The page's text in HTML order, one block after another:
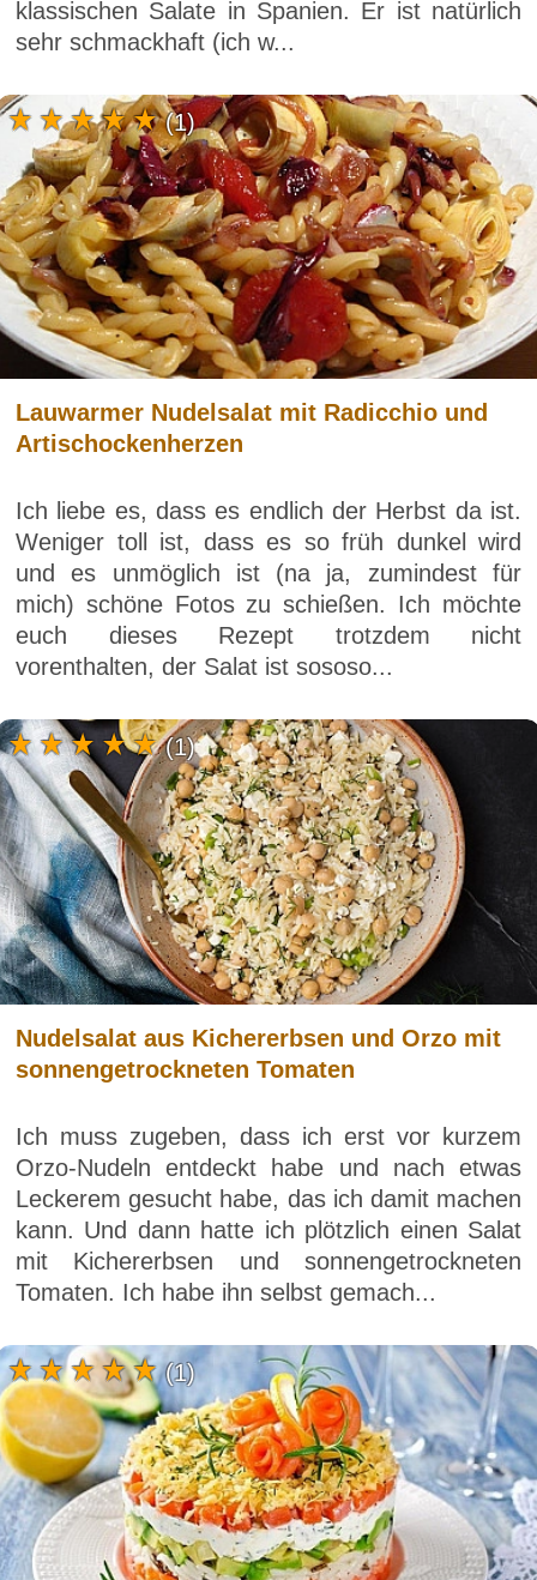
klassischen Salate in Spanien. Er ist natürlich
sehr schmackhaft (ich w...
Lauwarmer Nudelsalat mit Radicchio und
Artischockenherzen
Ich liebe es, dass es endlich der Herbst da ist.
Weniger toll ist, dass es so früh dunkel wird
und es unmöglich ist (na ja, zumindest für
mich) schöne Fotos zu schießen. Ich möchte
euch dieses Rezept trotzdem nicht
vorenthalten, der Salat ist sososo...
(1)
Nudelsalat aus Kichererbsen und Orzo mit
sonnengetrockneten Tomaten
Ich muss zugeben, dass ich erst vor kurzem
Orzo-Nudeln entdeckt habe und nach etwas
Leckerem gesucht habe, das ich damit machen
kann. Und dann hatte ich plötzlich einen Salat
mit Kichererbsen und sonnengetrockneten
Tomaten. Ich habe ihn selbst gemach...
(1)
(1)